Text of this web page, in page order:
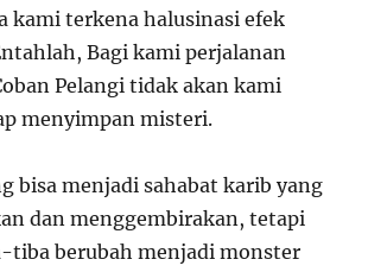
kami terkena halusinasi efek
Bagi kami perjalanan
Pelangi tidak akan kami
menyimpan misteri.
bisa menjadi sahabat karib yang
dan menggembirakan, tetapi
tiba berubah menjadi monster